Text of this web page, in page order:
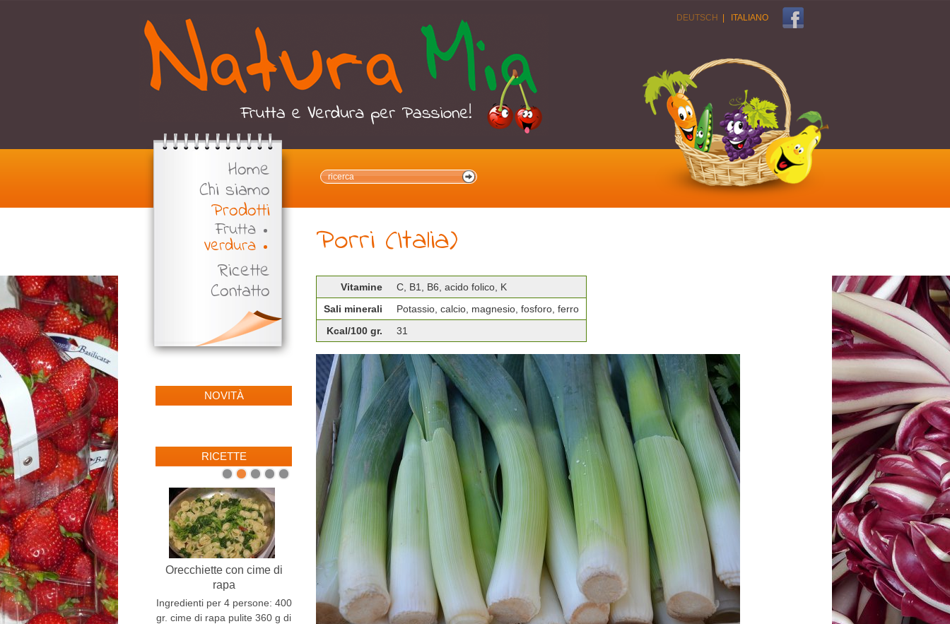
DEUTSCH ITALIANO
Home
Chi siamo
Prodotti
Frutta
Verdura
Ricette
Contatto
NOVITÀ
RICETTE
1 2 3 4 5
Orecchiette con cime di
rapa
Ingredienti per 4 persone: 400
gr. cime di rapa pulite 360 g di
Gnocchetti alla zucca
Ingredienti: ...
continua »
Porri (Italia)
Vitamine
C, B1, B6, acido folico, K
Sali minerali
Potassio, calcio, magnesio, fosforo, ferro
Kcal/100 gr.
31